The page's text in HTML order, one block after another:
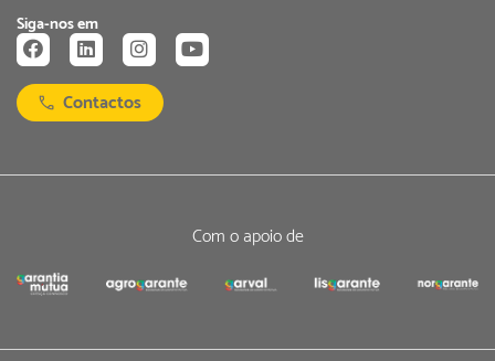
Siga-nos em
Contactos
Com o apoio de